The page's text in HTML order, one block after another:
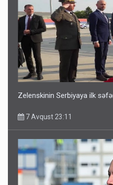
Media və Yayım Şurasına
7 Avqust 13:24
Zelenskinin Serbiyaya ilk
7 Avqust 23:11